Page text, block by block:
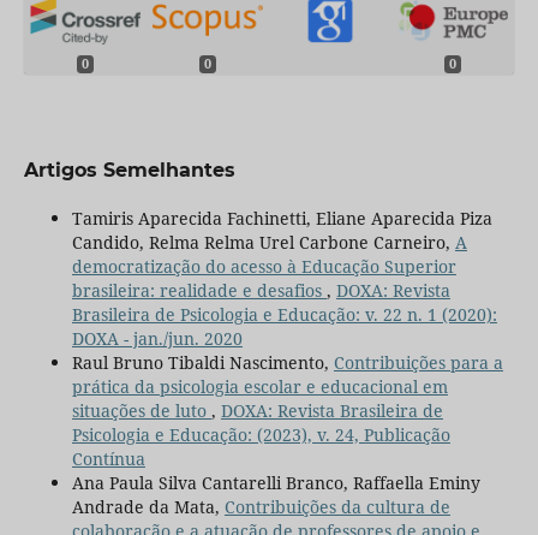
0 0 0
Artigos Semelhantes
Tamiris Aparecida Fachinetti, Eliane Aparecida Piza
Candido, Relma Relma Urel Carbone Carneiro, A
democratização do acesso à Educação Superior
brasileira: realidade e desafios , DOXA: Revista
Brasileira de Psicologia e Educação: v. 22 n. 1 (2020):
DOXA - jan./jun. 2020
Raul Bruno Tibaldi Nascimento, Contribuições para a
prática da psicologia escolar e educacional em
situações de luto , DOXA: Revista Brasileira de
Psicologia e Educação: (2023), v. 24, Publicação
Contínua
Ana Paula Silva Cantarelli Branco, Raffaella Eminy
Andrade da Mata, Contribuições da cultura de